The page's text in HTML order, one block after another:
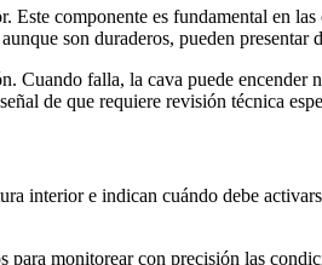
Este componente es fundamental en
son duraderos, pueden presentar
Cuando falla, la cava puede
de que requiere revisión técnica
interior e indican cuándo debe
monitorear con precisión las